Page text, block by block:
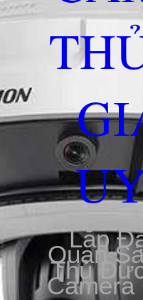
Lắp
Quan
Thủ
Camera